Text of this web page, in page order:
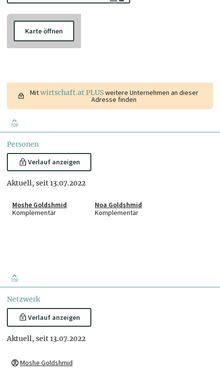
Karte öffnen
Mitwirtschaft.at PLUSweitere Unternehmen an dieser
Adresse finden
TOP
Personen
Verlauf anzeigen
Aktuell, seit 13.07.2022
Moshe Goldshmid
Komplementär
Noa Goldshmid
Komplementär
TOP
Netzwerk
Verlauf anzeigen
Aktuell, seit 13.07.2022
Moshe Goldshmid